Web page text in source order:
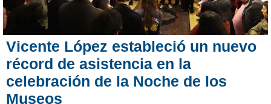
Vicente López estableció un nuevo
récord de asistencia en la
celebración de la Noche de los
Museos